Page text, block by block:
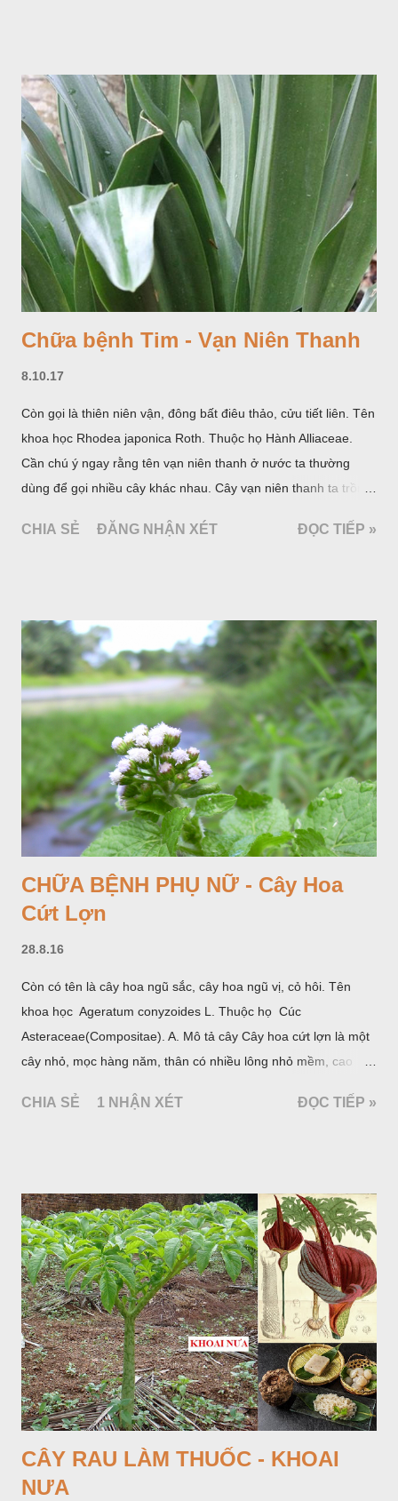
Chữa bệnh Tim - Vạn Niên Thanh
8.10.17
Còn gọi là thiên niên vận, đông bất điêu thảo, cửu tiết liên. Tên
khoa học Rhodea japonica Roth. Thuộc họ Hành Alliaceae.
Cần chú ý ngay rằng tên vạn niên thanh ở nước ta thường
dùng để gọi nhiều cây khác nhau. Cây vạn niên thanh ta trồng
Araceae. Còn cây vạn niên thanh giới thiệu ở đây thuộc họ
CHIA SẺ ĐĂNG NHẬN XÉT ĐỌC TIẾP »
CHỮA BỆNH PHỤ NỮ - Cây Hoa
Cứt Lợn
28.8.16
Còn có tên là cây hoa ngũ sắc, cây hoa ngũ vị, cỏ hôi. Tên
khoa học Ageratum conyzoides L. Thuộc họ Cúc
Asteraceae(Compositae). A. Mô tả cây Cây hoa cứt lợn là một
cây nhỏ, mọc hàng năm, thân có nhiều lông nhỏ mềm, cao
đối hình trứng hay 3 cạnh, dài 2-6cm, rộng 1-3cm, mép có
CHIA SẺ 1 NHẬN XÉT ĐỌC TIẾP »
CÂY RAU LÀM THUỐC - KHOAI
NƯA